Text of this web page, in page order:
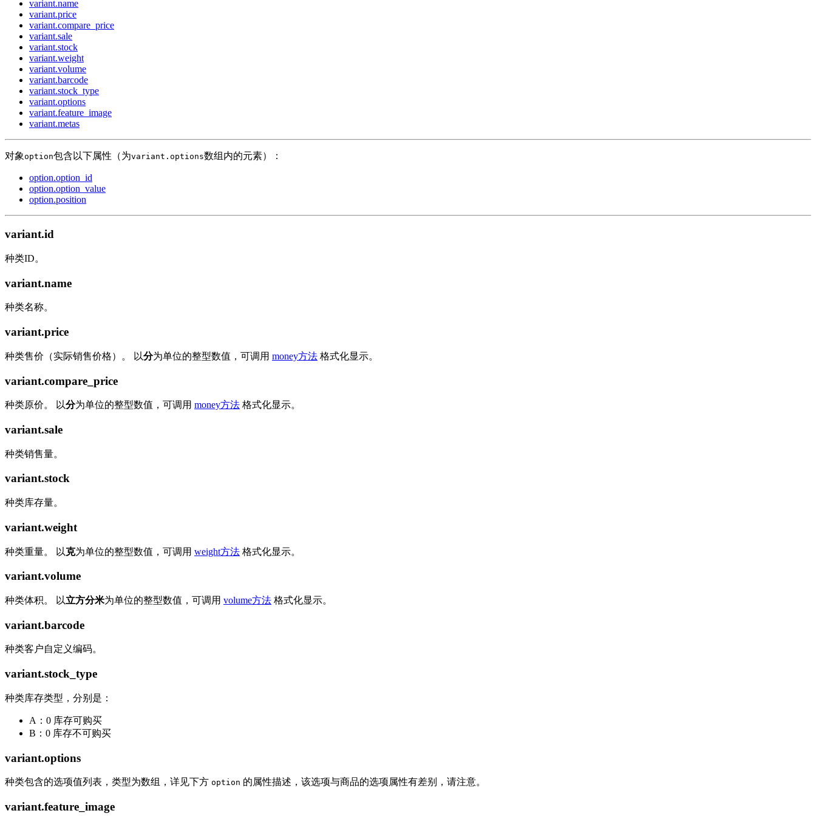
variant.name
variant.price
variant.compare_price
variant.sale
variant.stock
variant.weight
variant.volume
variant.barcode
variant.stock_type
variant.options
variant.feature_image
variant.metas
对象option包含以下属性（为variant.options数组内的元素）：
option.option_id
option.option_value
option.position
variant.id
种类ID。
variant.name
种类名称。
variant.price
种类售价（实际销售价格）。 以分为单位的整型数值，可调用 money方法 格式化显示。
variant.compare_price
种类原价。 以分为单位的整型数值，可调用 money方法 格式化显示。
variant.sale
种类销售量。
variant.stock
种类库存量。
variant.weight
种类重量。 以克为单位的整型数值，可调用 weight方法 格式化显示。
variant.volume
种类体积。 以立方分米为单位的整型数值，可调用 volume方法 格式化显示。
variant.barcode
种类客户自定义编码。
variant.stock_type
种类库存类型，分别是：
A：0 库存可购买
B：0 库存不可购买
variant.options
种类包含的选项值列表，类型为数组，详见下方 option 的属性描述，该选项与商品的选项属性有差别，请注意。
variant.feature_image